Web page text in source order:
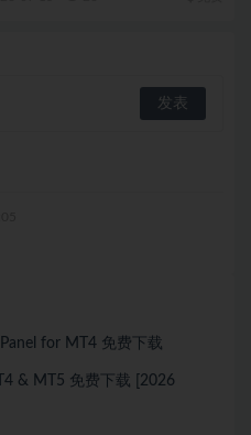
for MT4 免费下载
& MT5 免费下载 [2026